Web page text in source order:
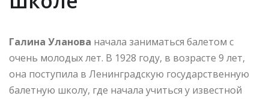
Галина Уланова начала заниматься балетом с
очень молодых лет. В 1928 году, в возрасте 9 лет,
она поступила в Ленинградскую государственную
балетную школу, где начала учиться у известной